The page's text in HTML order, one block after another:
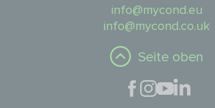
info@mycond.eu
info@mycond.co.uk
Seite oben